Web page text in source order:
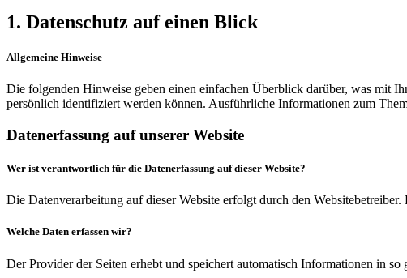
1. Datenschutz auf einen Blick
Allgemeine Hinweise
Die folgenden Hinweise geben einen einfachen Überblick darüber, was mit
persönlich identifiziert werden können. Ausführliche Informationen zum
Datenerfassung auf unserer Website
Wer ist verantwortlich für die Datenerfassung auf dieser Website?
Die Datenverarbeitung auf dieser Website erfolgt durch den
Welche Daten erfassen wir?
Der Provider der Seiten erhebt und speichert automatisch Informationen in